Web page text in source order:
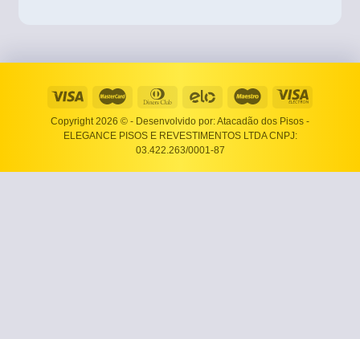
Copyright 2026 © - Desenvolvido por: Atacadão dos Pisos -
ELEGANCE PISOS E REVESTIMENTOS LTDA CNPJ:
03.422.263/0001-87